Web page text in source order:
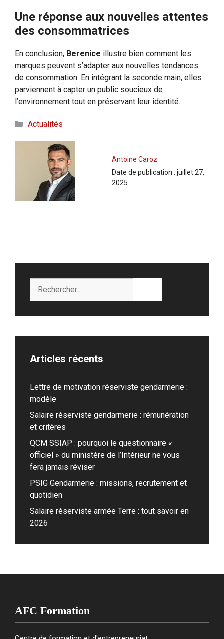
Une réponse aux nouvelles attentes
des consommatrices
En conclusion, Berenice illustre bien comment les
marques peuvent s’adapter aux nouvelles tendances
de consommation. En intégrant la seconde main, elles
parviennent à capter un public soucieux de
l’environnement tout en préservant leur identité.
Catégories
Actualités
Antoine Caroz
Date de publication : juillet 27,
2025
Articles récents
Lettre de motivation réserviste gendarmerie :
modèle
Salaire réserviste gendarmerie : rémunération
et critères
QCM SSIAP : pourquoi le questionnaire «
officiel » du ministère de l’Intérieur ne vous
fera jamais réviser
PSIG Gendarmerie : missions, recrutement et
quotidien
Salaire réserviste armée Terre : tout savoir en
2026
AFC Formation